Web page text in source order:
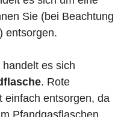
Sie (bei Beachtung
entsorgen.
handelt es sich
. Rote
einfach entsorgen, da